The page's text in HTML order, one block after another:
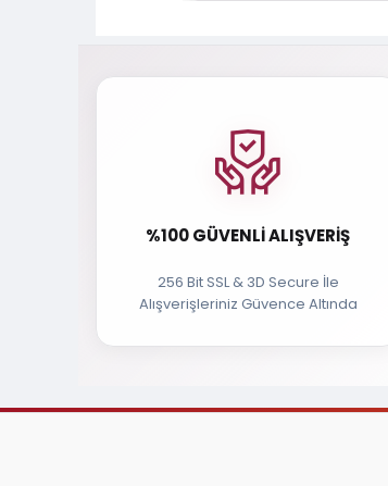
%100 GÜVENLI ALIŞVERIŞ
256 Bit SSL & 3D Secure İle
Alışverişleriniz Güvence Altında